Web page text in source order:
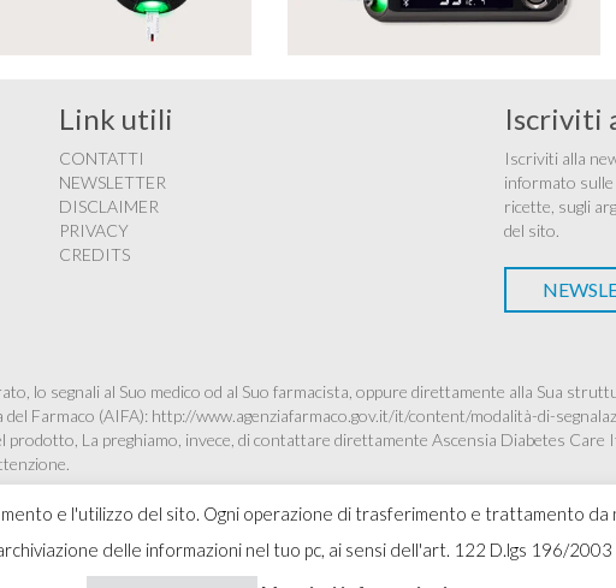
e l'utilizzo del sito. Ogni operazione di trasferimento e trattamento
delle informazioni nel tuo pc, ai sensi dell'art. 122 D.lgs 196/
Link utili
CONTATTI
NEWSLETTER
DISCLAIMER
PRIVACY
CREDITS
Iscriviti
Iscriviti alla
informato
ricette, sugli
del sito.
lo segnali al Suo medico od al Suo farmacista, oppure direttamente alla Sua
Farmaco (AIFA): http://www.agenziafarmaco.gov.it/it/content/modalità-di-
prodotto, La preghiamo, invece, di contattare direttamente Ascensia Diabetes